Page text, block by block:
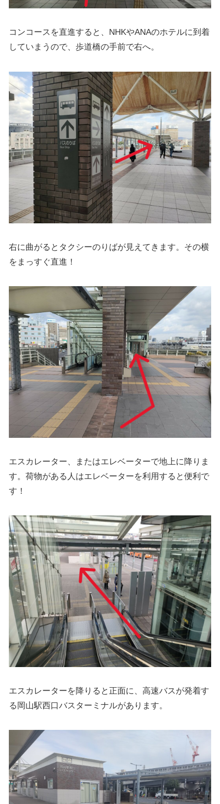
コンコースを直進すると、NHKやANAのホテルに到着
していまうので、歩道橋の手前で右へ。
右に曲がるとタクシーのりばが見えてきます。その横
をまっすぐ直進！
エスカレーター、またはエレベーターで地上に降りま
す。荷物がある人はエレベーターを利用すると便利で
す！
エスカレーターを降りると正面に、高速バスが発着す
る岡山駅西口バスターミナルがあります。